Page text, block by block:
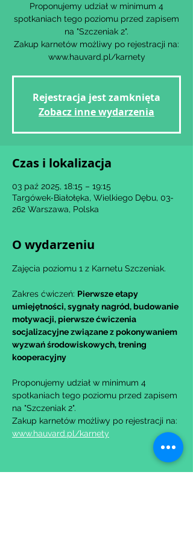
Proponujemy udział w minimum 4
spotkaniach tego poziomu przed zapisem
na "Szczeniak 2".
Zakup karnetów możliwy po rejestracji na:
www.hauvard.pl/karnety
Rejestracja jest zamknięta
Zobacz inne wydarzenia
Czas i lokalizacja
03 paź 2025, 18:15 – 19:15
Targówek-Białołęka, Wielkiego Dębu, 03-
262 Warszawa, Polska
O wydarzeniu
Zajęcia poziomu 1 z Karnetu Szczeniak.
Zakres ćwiczeń: Pierwsze etapy
umiejętności, sygnały nagród, budowanie
motywacji, pierwsze ćwiczenia
socjalizacyjne związane z pokonywaniem
wyzwań środowiskowych, trening
kooperacyjny
Proponujemy udział w minimum 4
spotkaniach tego poziomu przed zapisem
na "Szczeniak 2".
Zakup karnetów możliwy po rejestracji na:
www.hauvard.pl/karnety